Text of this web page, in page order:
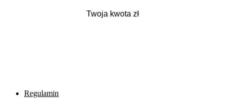
Regulamin